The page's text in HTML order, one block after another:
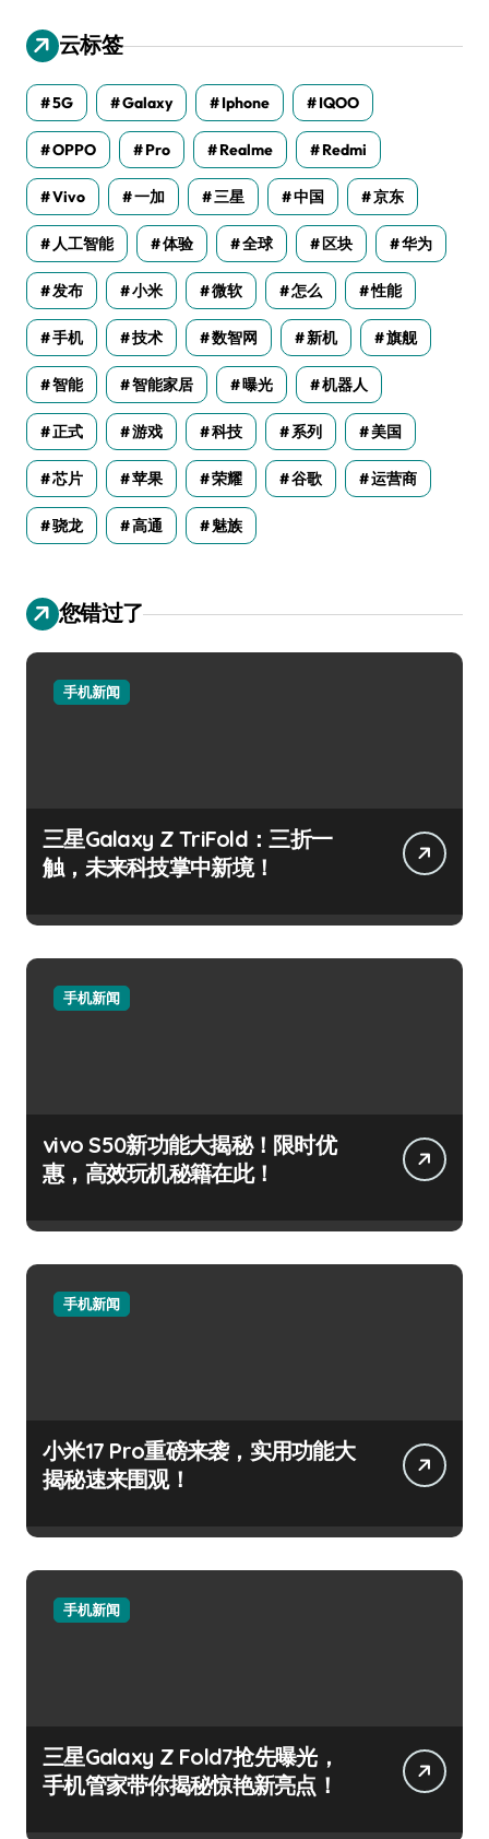
云标签
5G Galaxy Iphone IQOO
OPPO Pro Realme Redmi
Vivo 一加 三星 中国 京东
人工智能 体验 全球 区块 华为
发布 小米 微软 怎么 性能
手机 技术 数智网 新机 旗舰
智能 智能家居 曝光 机器人
正式 游戏 科技 系列 美国
芯片 苹果 荣耀 谷歌 运营商
骁龙 高通 魅族
您错过了
手机新闻
三星Galaxy Z TriFold：三折一
触，未来科技掌中新境！
手机新闻
vivo S50新功能大揭秘！限时优
惠，高效玩机秘籍在此！
手机新闻
小米17 Pro重磅来袭，实用功能大
揭秘速来围观！
手机新闻
三星Galaxy Z Fold7抢先曝光，
手机管家带你揭秘惊艳新亮点！